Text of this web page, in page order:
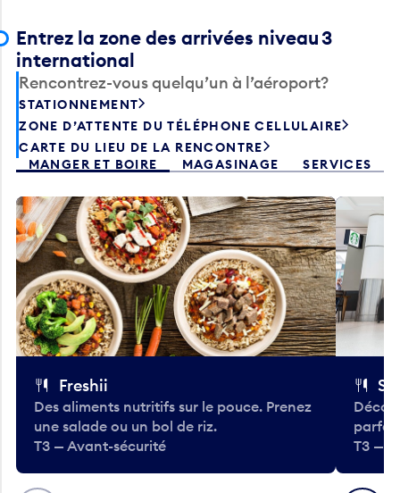
Entrez la zone des arrivées niveau 3
international
Rencontrez-vous quelqu’un à l’aéroport?
STATIONNEMENT
ZONE D’ATTENTE DU TÉLÉPHONE CELLULAIRE
CARTE DU LIEU DE LA RENCONTRE
MANGER ET BOIRE
MAGASINAGE SERVICES
Freshii
Des aliments nutritifs sur le pouce. Prenez
une salade ou un bol de riz.
T3 — Avant-sécurité
T3 —